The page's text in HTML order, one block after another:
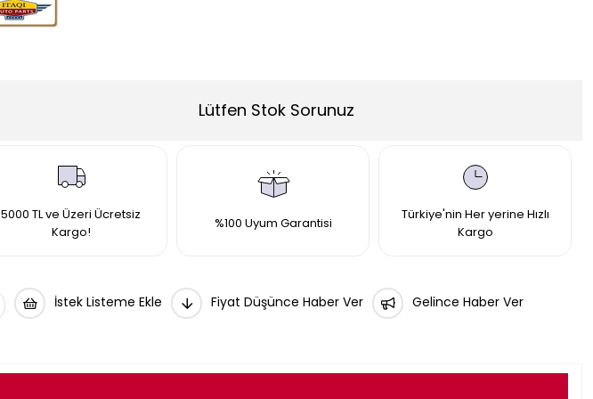
Lütfen Stok Sorunuz
5000 TL ve Üzeri Ücretsiz
Kargo!
%100 Uyum Garantisi
Türkiye'nin Her yerine Hızlı
Kargo
İstek Listeme Ekle Fiyat Düşünce Haber Ver Gelince Haber Ver